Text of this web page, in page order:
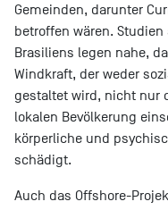
Gemeinden, darunter
betroffen wären.
Brasiliens legen nahe,
Windkraft, der weder
gestaltet wird, nicht nur
lokalen Bevölkerung
körperliche und
schädigt.
Auch das Offshore-